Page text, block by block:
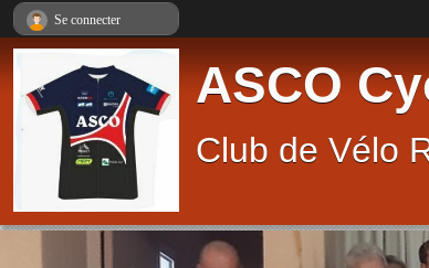
ASCO
Club de Vélo
Se connecter
Panneau de gestion des cookies